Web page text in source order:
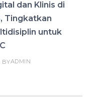
dan Klinis di
Tingkatkan
untuk
BYADMIN